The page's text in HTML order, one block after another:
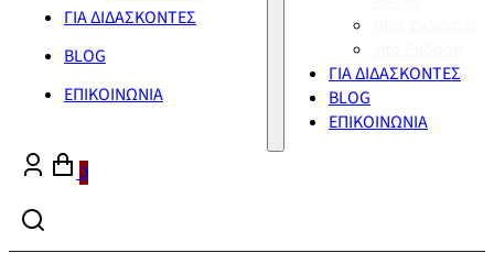
ΓΙΑ ΔΙΔΑΣΚΟΝΤΕΣ
BLOG
ΕΠΙΚΟΙΝΩΝΙΑ
ΓΙΑ ΔΙΔΑΣΚΟΝΤΕΣ
BLOG
ΕΠΙΚΟΙΝΩΝΙΑ
0